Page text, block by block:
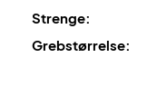
Strenge:
Grebstørrelse: